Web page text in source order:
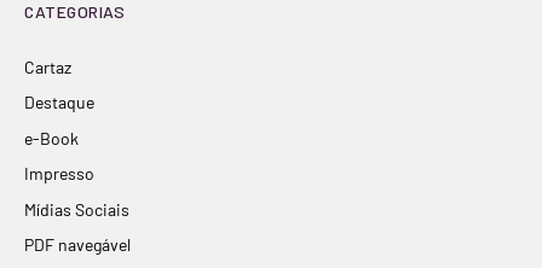
CATEGORIAS
Cartaz
Destaque
e-Book
Impresso
Mídias Sociais
PDF navegável